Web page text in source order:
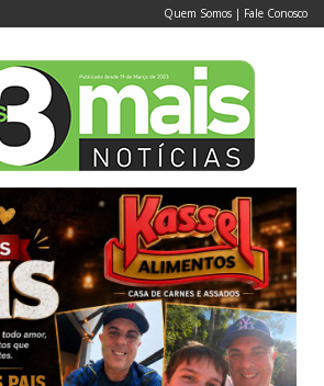
Quem Somos | Fale Conosco